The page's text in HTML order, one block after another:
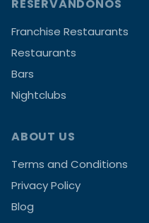
RESERVÁNDONOS
Franchise Restaurants
Restaurants
Bars
Nightclubs
ABOUT US
Terms and Conditions
Privacy Policy
Blog